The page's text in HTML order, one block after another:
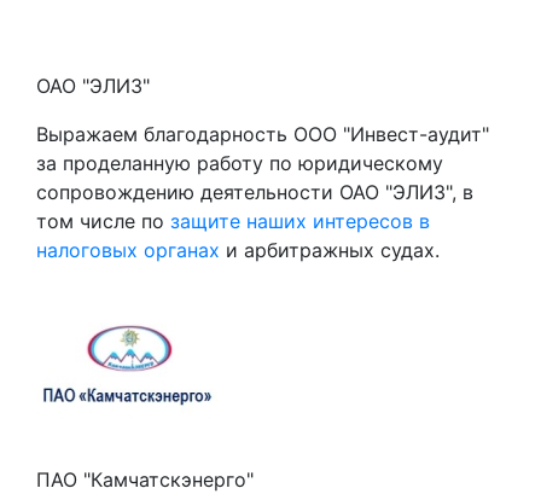
ОАО "ЭЛИЗ"
Выражаем благодарность ООО "Инвест-аудит"
за проделанную работу по юридическому
сопровождению деятельности ОАО "ЭЛИЗ", в
том числе по защите наших интересов в
налоговых органах и арбитражных судах.
ПАО "Камчатскэнерго"